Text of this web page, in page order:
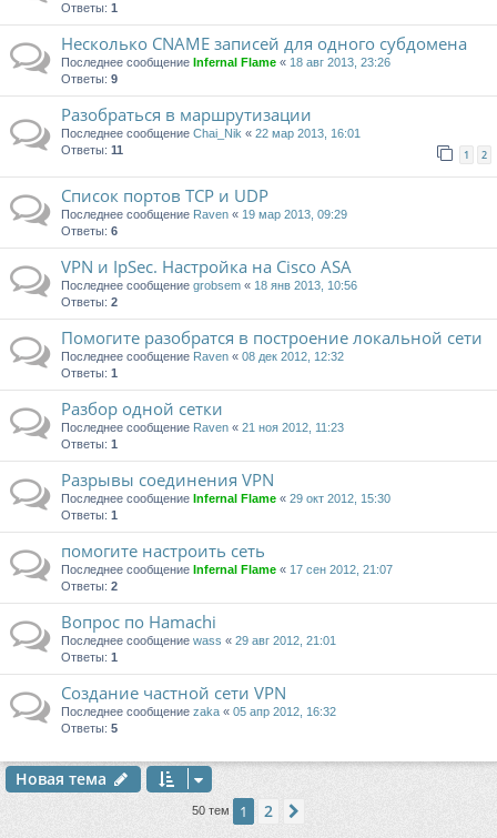
Ответы: 1
Несколько CNAME записей для одного субдомена
Последнее сообщение Infernal Flame « 18 авг 2013, 23:26
Ответы: 9
Разобраться в маршрутизации
Последнее сообщение Chai_Nik « 22 мар 2013, 16:01
Ответы: 11 1 2
Список портов TCP и UDP
Последнее сообщение Raven « 19 мар 2013, 09:29
Ответы: 6
VPN и IpSec. Настройка на Cisco ASA
Последнее сообщение grobsem « 18 янв 2013, 10:56
Ответы: 2
Помогите разобратся в построение локальной сети
Последнее сообщение Raven « 08 дек 2012, 12:32
Ответы: 1
Разбор одной сетки
Последнее сообщение Raven « 21 ноя 2012, 11:23
Ответы: 1
Разрывы соединения VPN
Последнее сообщение Infernal Flame « 29 окт 2012, 15:30
Ответы: 1
помогите настроить сеть
Последнее сообщение Infernal Flame « 17 сен 2012, 21:07
Ответы: 2
Вопрос по Hamachi
Последнее сообщение wass « 29 авг 2012, 21:01
Ответы: 1
Создание частной сети VPN
Последнее сообщение zaka « 05 апр 2012, 16:32
Ответы: 5
Новая тема
50 тем 1 2